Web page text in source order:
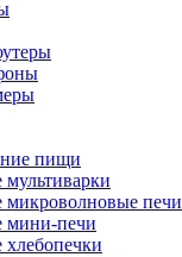
пищи
печи
мини-печи